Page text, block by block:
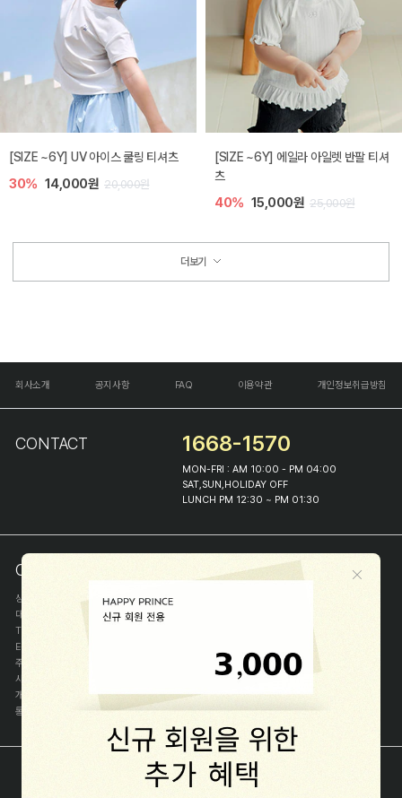
[SIZE ~6Y] UV 아이스 쿨링 티셔츠
30% 14,000원 20,000원
[SIZE ~6Y] 에일라 아일렛 반팔 티셔
츠
40% 15,000원 25,000원
더보기
회사소개 공지사항 FAQ 이용약관 개인정보취급방침
CONTACT 1668-1570
MON-FRI : AM 10:00 - PM 04:00
SAT,SUN,HOLIDAY OFF
LUNCH PM 12:30 ~ PM 01:30
COMPANY INFO
상호
(주)해피프린스
대표
이화진
TEL
E-MAIL
주소
사업자등록번호
개인정보관리자
이화진
통신판매신고번호
제 2018-서울종로-1384 호[사업자정보확인]
COPYRIGHT(C) (주)해피프린스 ALL RIGHT RESERVED.